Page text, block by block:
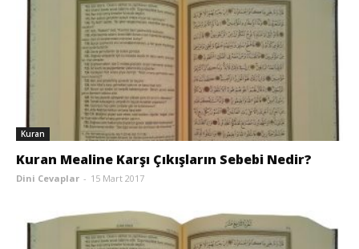
Kuran
Kuran Mealine Karşı Çıkışların Sebebi Nedir?
Dini Cevaplar - 15 Mart 2017